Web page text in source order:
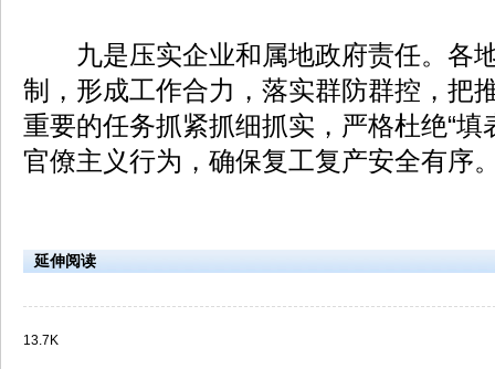
九是压实企业和属地政府责任。各
制，形成工作合力，落实群防群控，把
重要的任务抓紧抓细抓实，严格杜绝“填
官僚主义行为，确保复工复产安全有序
延伸阅读
13.7K